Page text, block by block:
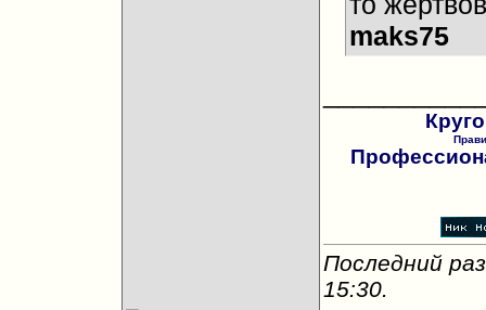
maks75
Последний
15:30.